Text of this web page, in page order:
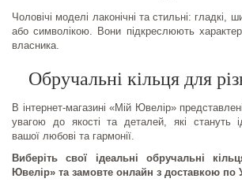
Чоловічі моделі лаконічні та стильні: гладкі,
або символікою. Вони підкреслюють характер
власника.
Обручальні кільця для
В інтернет-магазині «Мій Ювелір»
увагою до якості та деталей, які стануть
вашої любові та гармонії.
Виберіть свої ідеальні обручальні
Ювелір» та замовте онлайн з доставкою по